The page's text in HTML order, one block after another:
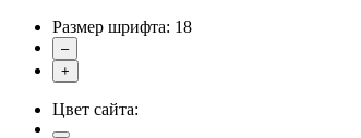
Размер шрифта: 18
–
+
Цвет сайта: